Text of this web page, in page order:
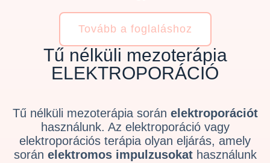
Tovább a foglaláshoz
Tű nélküli mezoterápia
ELEKTROPORÁCIÓ
Tű nélküli mezoterápia során elektroporációt
használunk. Az elektroporáció vagy
elektroporációs terápia olyan eljárás, amely
során elektromos impulzusokathasználunk